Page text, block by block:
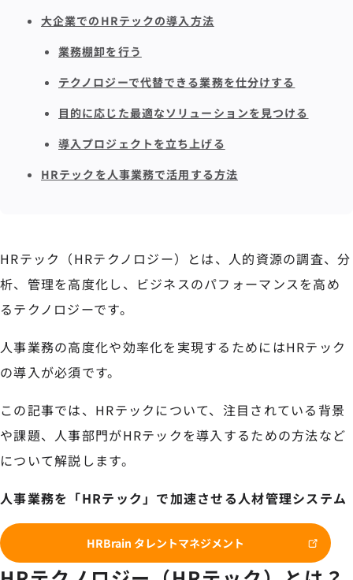
大企業でのHRテックの導入方法
業務棚卸を行う
テクノロジーで代替できる業務を仕分けする
目的に応じた最適なソリューションを見つける
導入プロジェクトを立ち上げる
HRテックを人事業務で活用する方法
HRテック（HRテクノロジー）とは、人的資源の調査、分
析、管理を高度化し、ビジネスのパフォーマンスを高め
るテクノロジーです。
人事業務の高度化や効率化を実現するためにはHRテック
の導入が必須です。
この記事では、HRテックについて、注目されている背景
や課題、人事部門がHRテックを導入するための方法など
について解説します。
人事業務を「HRテック」で加速させる人材管理システム
HRBrain タレントマネジメント